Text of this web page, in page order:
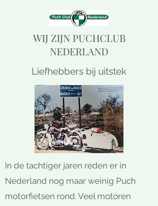
WIJ ZIJN PUCHCLUB
NEDERLAND
Liefhebbers bij uitstek
In de tachtiger jaren reden er in
Nederland nog maar weinig Puch
motorfietsen rond. Veel motoren